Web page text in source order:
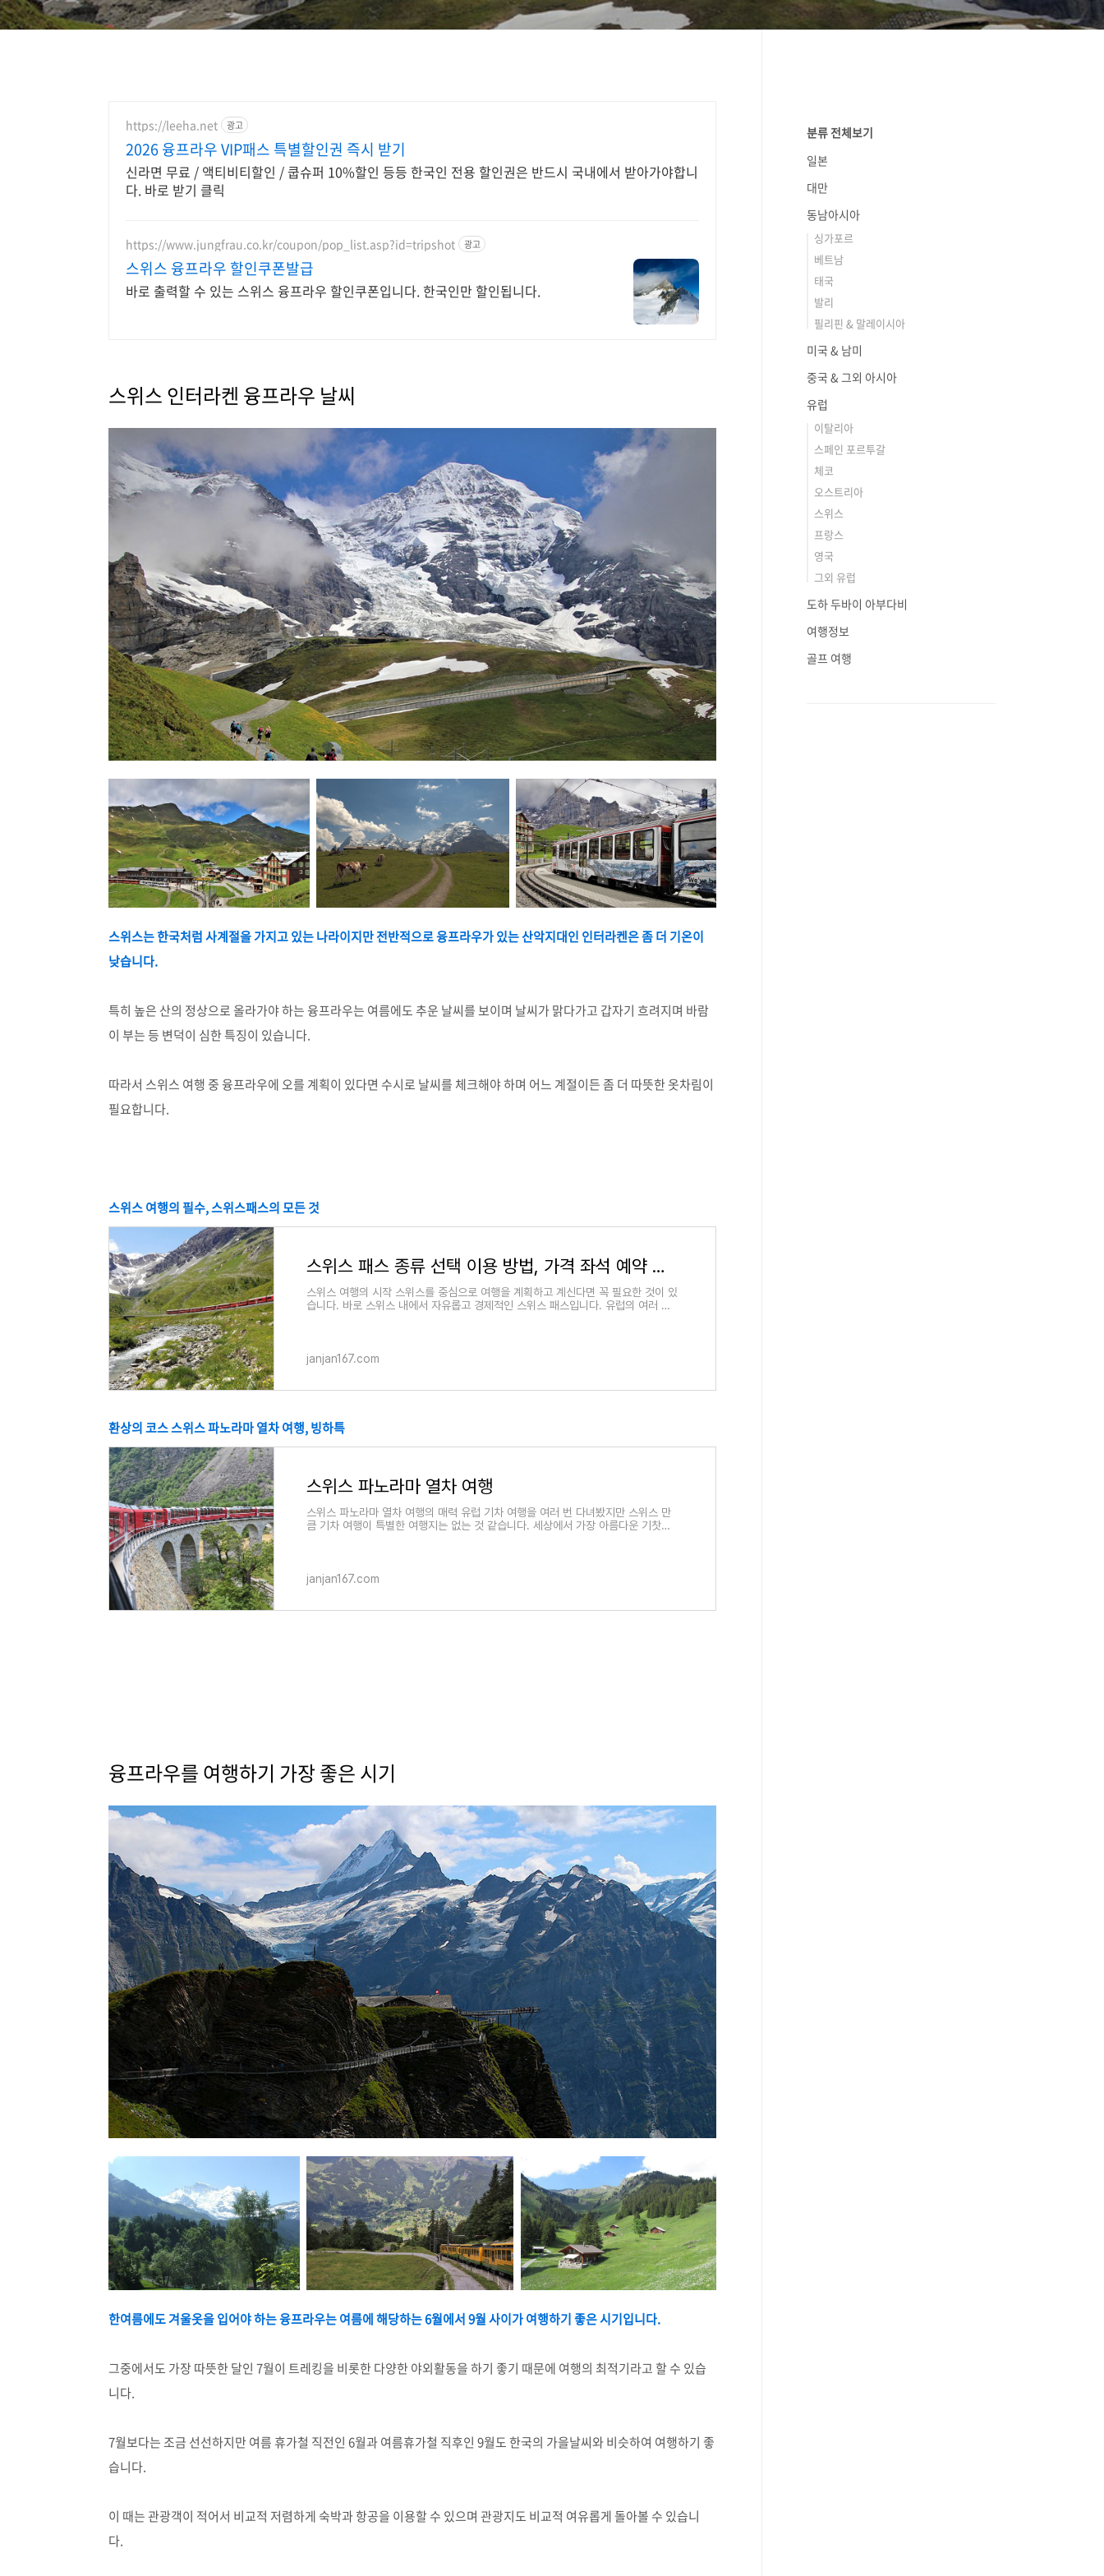
https://leeha.net 광고
2026 융프라우 VIP패스 특별할인권 즉시 받기
신라면 무료 / 액티비티할인 / 쿱슈퍼 10%할인 등등 한국인 전용 할인권은 반드시 국내에서 받아가야합니
다. 바로 받기 클릭
https://www.jungfrau.co.kr/coupon/pop_list.asp?id=tripshot 광고
스위스 융프라우 할인쿠폰발급
바로 출력할 수 있는 스위스 융프라우 할인쿠폰입니다. 한국인만 할인됩니다.
스위스 인터라켄 융프라우 날씨
스위스는 한국처럼 사계절을 가지고 있는 나라이지만 전반적으로 융프라우가 있는 산악지대인 인터라켄은 좀 더 기온이
낮습니다.
특히 높은 산의 정상으로 올라가야 하는 융프라우는 여름에도 추운 날씨를 보이며 날씨가 맑다가고 갑자기 흐려지며 바람
이 부는 등 변덕이 심한 특징이 있습니다.
따라서 스위스 여행 중 융프라우에 오를 계획이 있다면 수시로 날씨를 체크해야 하며 어느 계절이든 좀 더 따뜻한 옷차림이
필요합니다.
스위스 여행의 필수, 스위스패스의 모든 것
스위스 패스 종류 선택 이용 방법, 가격 좌석 예약 할인 개시 주의할 점
스위스 여행의 시작 스위스를 중심으로 여행을 계획하고 계신다면 꼭 필요한 것이 있
습니다. 바로 스위스 내에서 자유롭고 경제적인 스위스 패스입니다. 유럽의 여러 나
janjan167.com
환상의 코스 스위스 파노라마 열차 여행, 빙하특
스위스 파노라마 열차 여행
스위스 파노라마 열차 여행의 매력 유럽 기차 여행을 여러 번 다녀봤지만 스위스 만
큼 기차 여행이 특별한 여행지는 없는 것 같습니다. 세상에서 가장 아름다운 기찻길
janjan167.com
융프라우를 여행하기 가장 좋은 시기
한여름에도 겨울옷을 입어야 하는 융프라우는 여름에 해당하는 6월에서 9월 사이가 여행하기 좋은 시기입니다.
그중에서도 가장 따뜻한 달인 7월이 트레킹을 비롯한 다양한 야외활동을 하기 좋기 때문에 여행의 최적기라고 할 수 있습
니다.
7월보다는 조금 선선하지만 여름 휴가철 직전인 6월과 여름휴가철 직후인 9월도 한국의 가을날씨와 비슷하여 여행하기 좋
습니다.
이 때는 관광객이 적어서 비교적 저렴하게 숙박과 항공을 이용할 수 있으며 관광지도 비교적 여유롭게 돌아볼 수 있습니
다.
분류 전체보기
일본
대만
동남아시아
싱가포르
베트남
태국
발리
필리핀 & 말레이시아
미국 & 남미
중국 & 그외 아시아
유럽
이탈리아
스페인 포르투갈
체코
오스트리아
스위스
프랑스
영국
그외 유럽
도하 두바이 아부다비
여행정보
골프 여행